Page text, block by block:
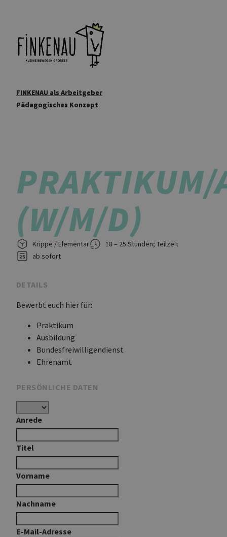
FINKENAU als Arbeitgeber
Pädagogisches Konzept
FINKENAU als Arbeitgeber
Pädagogisches Konzept
(W/M/D)
Krippe / Elementar
18 – 25 Stunden; Teilzeit
ab sofort
DETAILS
Bewerbt euch hier für:
Praktikum
Ausbildung
Bundesfreiwilligendienst
Ehrenamt
PERSÖNLICHE DATEN
Anrede
Titel
Vorname
Nachname
E-Mail-Adresse